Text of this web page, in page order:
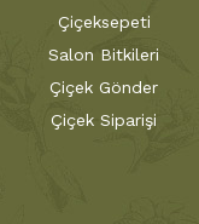
Çiçeksepeti
Salon Bitkileri
Çiçek Gönder
Çiçek Siparişi